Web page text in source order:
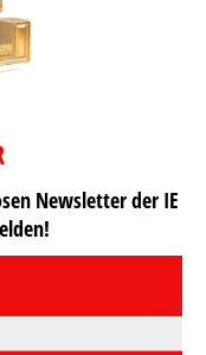
Newsletter der IE